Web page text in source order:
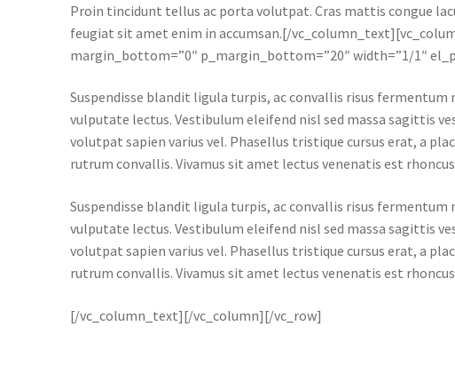
Proin tincidunt tellus ac porta volutpat. Cras mattis congue
feugiat sit amet enim in accumsan.[/
margin_bottom=”0″ p_margin_bottom=”20″ width=”1/1″
Suspendisse blandit ligula turpis, ac convallis risus fermentum
vulputate lectus. Vestibulum eleifend nisl sed massa sagittis
volutpat sapien varius vel. Phasellus tristique cursus erat, a
rutrum convallis. Vivamus sit amet lectus venenatis est
Suspendisse blandit ligula turpis, ac convallis risus fermentum
vulputate lectus. Vestibulum eleifend nisl sed massa sagittis
volutpat sapien varius vel. Phasellus tristique cursus erat, a
rutrum convallis. Vivamus sit amet lectus venenatis est
[/vc_column_text][/vc_column][/vc_row]